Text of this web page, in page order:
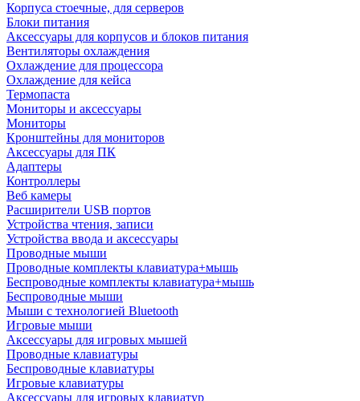
Корпуса стоечные, для серверов
Блоки питания
Аксессуары для корпусов и блоков питания
Вентиляторы охлаждения
Охлаждение для процессора
Охлаждение для кейса
Термопаста
Мониторы и аксессуары
Мониторы
Кронштейны для мониторов
Аксессуары для ПК
Адаптеры
Контроллеры
Веб камеры
Расширители USB портов
Устройства чтения, записи
Устройства ввода и аксессуары
Проводные мыши
Проводные комплекты клавиатура+мышь
Беспроводные комплекты клавиатура+мышь
Беспроводные мыши
Мыши с технологией Bluetooth
Игровые мыши
Аксессуары для игровых мышей
Проводные клавиатуры
Беспроводные клавиатуры
Игровые клавиатуры
Аксессуары для игровых клавиатур